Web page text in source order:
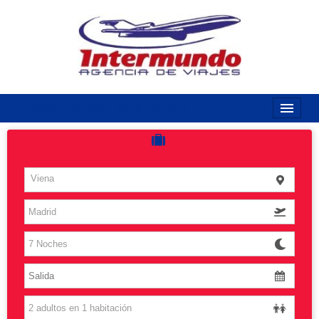
Costas
Vuelos
Islas
Caribe
Grandes Viajes
Viena